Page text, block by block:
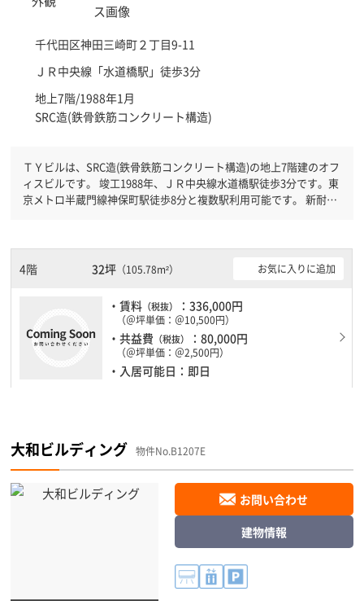
千代田区神田三崎町２丁目9-11
ＪＲ中央線「水道橋駅 」徒歩3分
地上7階/1988年1月
SRC造(鉄骨鉄筋コンクリート構造)
ＴＹビルは、SRC造(鉄骨鉄筋コンクリート構造)の地上7階建のオフ
ィスビルです。 竣工1988年、ＪＲ中央線水道橋駅徒歩3分です。東
京メトロ半蔵門線神保町駅徒歩8分と複数駅利用可能です。 新耐震
4階 32坪 （105.78m²） お気に入りに追加
・賃料 （税抜） ：336,000円
（＠坪単価：＠10,500円）
・共益費 （税抜） ：80,000円
（＠坪単価：＠2,500円）
・入居可能日：即日
大和ビルディング 物件No.B1207E
お問い合わせ
建物情報